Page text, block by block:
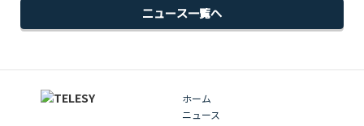
ニュース一覧へ
ホーム
ニュース